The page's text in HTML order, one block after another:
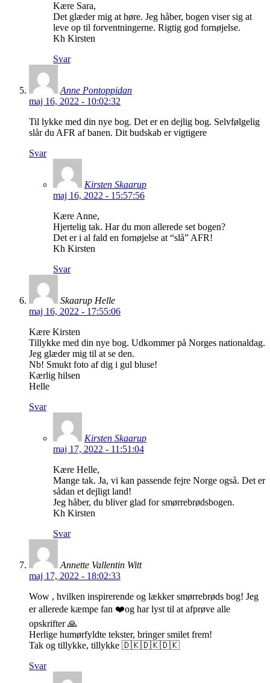
Kære Sara,
Det glæder mig at høre. Jeg håber, bogen viser sig at
leve op til forventningerne. Rigtig god fornøjelse.
Kh Kirsten
Svar
Anne Pontoppidan
maj 16, 2022 - 10:02:32
Til lykke med din nye bog. Det er en dejlig bog. Selvfølgelig
slår du AFR af banen. Dit budskab er vigtigere
Svar
Kirsten Skaarup
maj 16, 2022 - 15:57:56
Kære Anne,
Hjertelig tak. Har du mon allerede set bogen?
Det er i al fald en fornøjelse at “slå” AFR!
Kh Kirsten
Svar
Skaarup Helle
maj 16, 2022 - 17:55:06
Kære Kirsten
Tillykke med din nye bog. Udkommer på Norges nationaldag.
Jeg glæder mig til at se den.
Nb! Smukt foto af dig i gul bluse!
Kærlig hilsen
Helle
Svar
Kirsten Skaarup
maj 17, 2022 - 11:51:04
Kære Helle,
Mange tak. Ja, vi kan passende fejre Norge også. Det er
sådan et dejligt land!
Jeg håber, du bliver glad for smørrebrødsbogen.
Kh Kirsten
Svar
Annette Vallentin Witt
maj 17, 2022 - 18:02:33
Wow , hvilken inspirerende og lækker smørrebrøds bog! Jeg
er allerede kæmpe fan ❤️og har lyst til at afprøve alle
opskrifter 🙏
Herlige humørfyldte tekster, bringer smilet frem!
Tak og tillykke, tillykke 🇩🇰🇩🇰🇩🇰
Svar